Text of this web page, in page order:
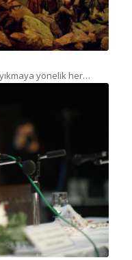
yönelik her…